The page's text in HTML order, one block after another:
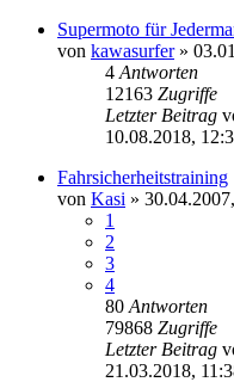
Supermoto für
von kawasurfer»
4 Antworten
12163 Zugriffe
Letzter Beitrag
10.08.2018,
Fahrsicherheitstraining
von Kasi »
1
2
3
4
80 Antworten
79868 Zugriffe
Letzter Beitrag
21.03.2018,